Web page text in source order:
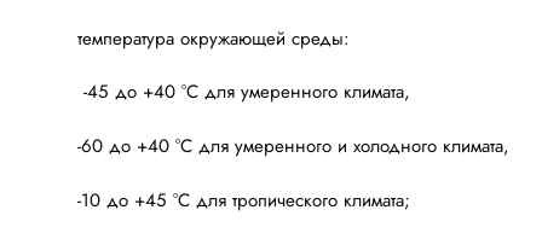
температура окружающей среды:
-45 до +40 °С для умеренного климата,
-60 до +40 °С для умеренного и холодного климата,
-10 до +45 °С для тропического климата;